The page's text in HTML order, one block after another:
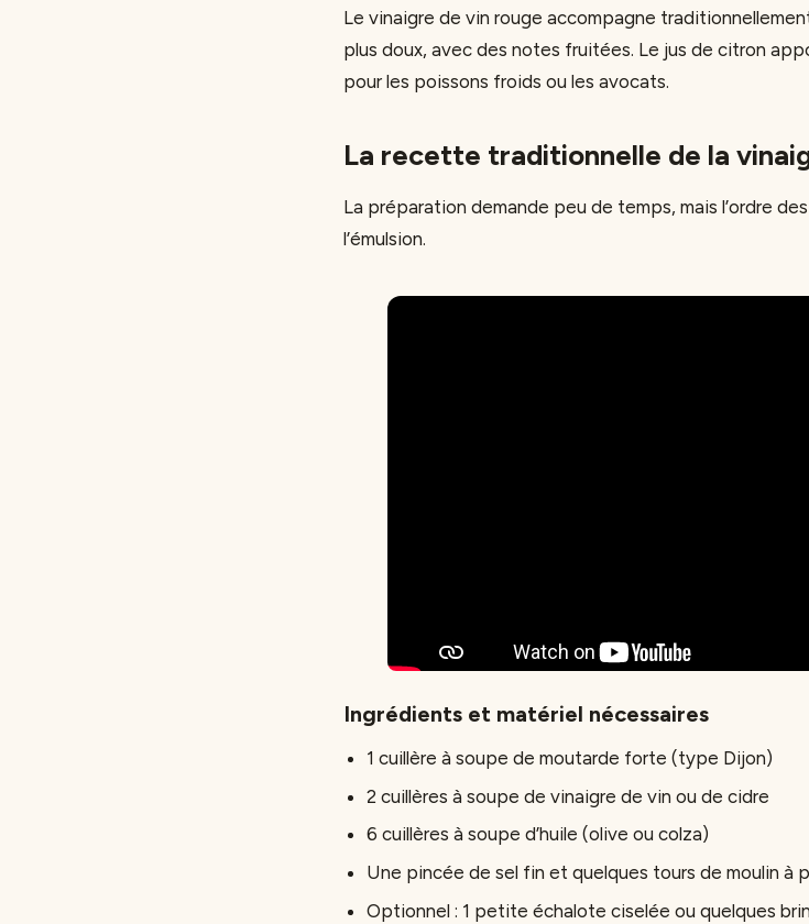
Le vinaigre de vin rouge accompagne
plus doux, avec des notes fruitées. Le jus de citron
pour les poissons froids ou les avocats.
La recette traditionnelle de la
La préparation demande peu de temps, mais l’ordre
l’émulsion.
Ingrédients et matériel nécessaires
1 cuillère à soupe de moutarde forte (type Dijon)
2 cuillères à soupe de vinaigre de vin ou de cidre
6 cuillères à soupe d’huile (olive ou colza)
Une pincée de sel fin et quelques tours de moulin à
Optionnel : 1 petite échalote ciselée ou quelques